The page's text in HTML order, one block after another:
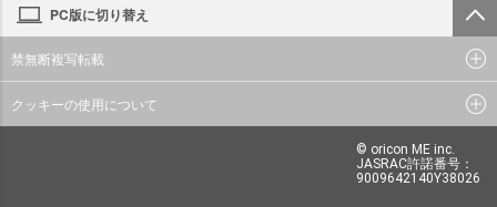
PC版に切り替え
禁無断複写転載
クッキーの使用について
© oricon ME inc.
JASRAC許諾番号：
9009642140Y38026